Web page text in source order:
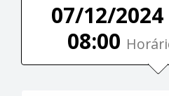
07/12/2024
08:00